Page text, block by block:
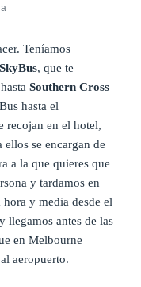
Teníamos
SkyBus, que te
Southern Cross
hasta el
recojan en el hotel,
se encargan de
a la que quieres que
y tardamos en
y media desde el
llegamos antes de las
en Melbourne
aeropuerto.